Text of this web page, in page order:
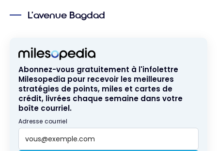
L’avenue Bagdad
Abonnez-vous gratuitement à l'infolettre
Milesopedia pour recevoir les meilleures
stratégies de points, miles et cartes de
crédit, livrées chaque semaine dans votre
boîte courriel.
Adresse courriel